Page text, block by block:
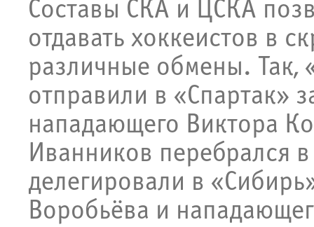
Составы СКА и ЦСКА
отдавать хоккеистов в
различные обмены. Так,
отправили в «Спартак»
нападающего Виктора
Иванников перебрался
делегировали в
Воробьёва и